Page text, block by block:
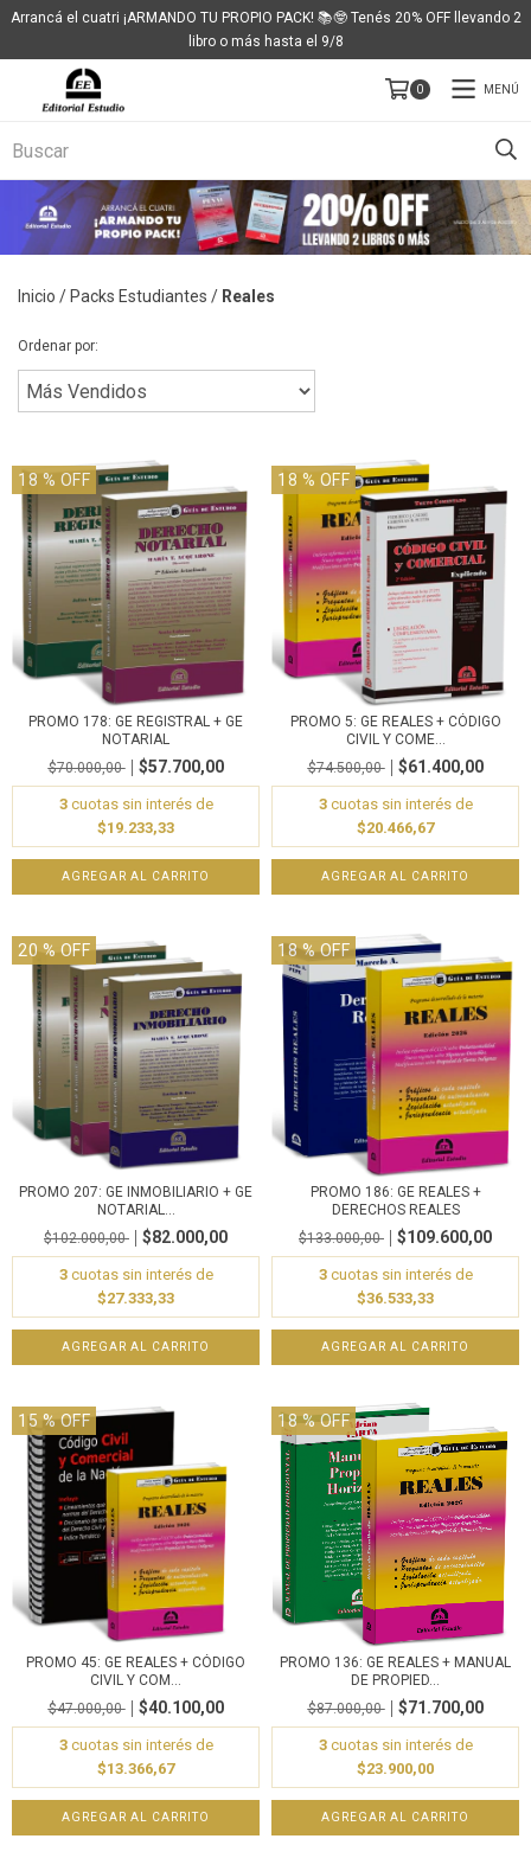
Arrancá el cuatri ¡ARMANDO TU PROPIO PACK! 📚🤓 Tenés 20% OFF llevando 2
libro o más hasta el 9/8
0 MENÚ
Inicio / Packs Estudiantes / Reales
Ordenar por:
18 % OFF
PROMO 178: GE REGISTRAL + GE
NOTARIAL
$70.000,00
$57.700,00
3cuotas sin interés de
$19.233,33
18 % OFF
PROMO 5: GE REALES + CÓDIGO
CIVIL Y COME...
$74.500,00
$61.400,00
3cuotas sin interés de
$20.466,67
20 % OFF
PROMO 207: GE INMOBILIARIO + GE
NOTARIAL...
$102.000,00
$82.000,00
3cuotas sin interés de
$27.333,33
18% OFF
PROMO 186: GE REALES +
DERECHOS REALES
$133.000,00
$109.600,00
3cuotas sin interés de
$36.533,33
15 % OFF
PROMO 45: GE REALES + CÓDIGO
CIVIL Y COM...
$47.000,00
$40.100,00
3cuotas sin interés de
$13.366,67
18% OFF
PROMO 136: GE REALES + MANUAL
DE PROPIED...
$87.000,00
$71.700,00
3cuotas sin interés de
$23.900,00